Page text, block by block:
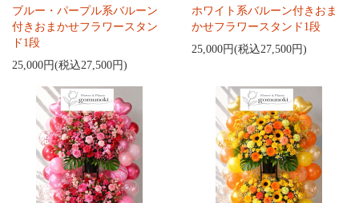
ブルー・パープル系バルーン
付きおまかせフラワースタン
ド1段
25,000円(税込27,500円)
ホワイト系バルーン付きおま
かせフラワースタンド1段
25,000円(税込27,500円)